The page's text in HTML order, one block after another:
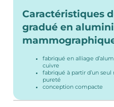
Caractéristiques
gradué en
fabriqué en alliage
cuivre
fabriqué à partir d’un
pureté
conception compacte